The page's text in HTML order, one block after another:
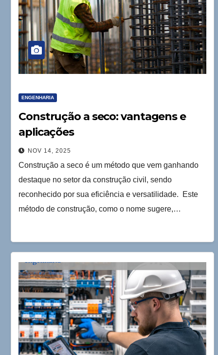
ENGENHARIA
Construção a seco: vantagens e
aplicações
NOV 14, 2025
Construção a seco é um método que vem ganhando
destaque no setor da construção civil, sendo
reconhecido por sua eficiência e versatilidade. Este
método de construção, como o nome sugere,…